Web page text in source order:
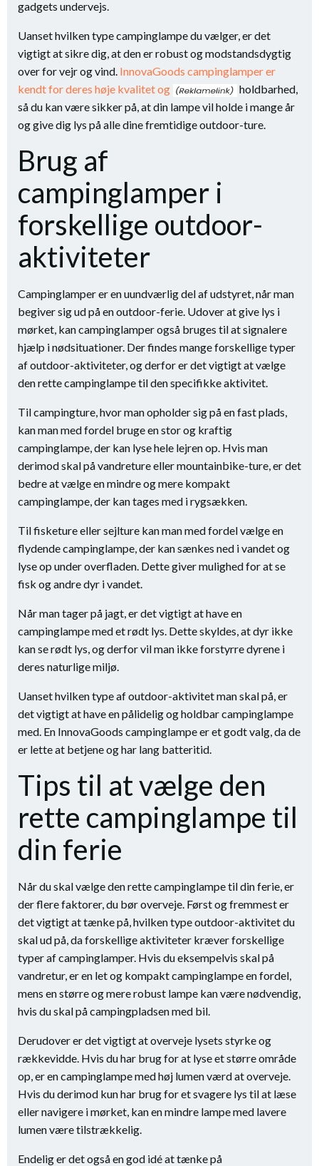
gadgets undervejs.
Uanset hvilken type campinglampe du vælger, er det
vigtigt at sikre dig, at den er robust og modstandsdygtig
over for vejr og vind. InnovaGoods campinglamper er
kendt for deres høje kvalitet og
holdbarhed,
så du kan være sikker på, at din lampe vil holde i mange år
og give dig lys på alle dine fremtidige outdoor-ture.
Brug af
campinglamper i
forskellige outdoor-
aktiviteter
Campinglamper er en uundværlig del af udstyret, når man
begiver sig ud på en outdoor-ferie. Udover at give lys i
mørket, kan campinglamper også bruges til at signalere
hjælp i nødsituationer. Der findes mange forskellige typer
af outdoor-aktiviteter, og derfor er det vigtigt at vælge
den rette campinglampe til den specifikke aktivitet.
Til campingture, hvor man opholder sig på en fast plads,
kan man med fordel bruge en stor og kraftig
campinglampe, der kan lyse hele lejren op. Hvis man
derimod skal på vandreture eller mountainbike-ture, er det
bedre at vælge en mindre og mere kompakt
campinglampe, der kan tages med i rygsækken.
Til fisketure eller sejlture kan man med fordel vælge en
flydende campinglampe, der kan sænkes ned i vandet og
lyse op under overfladen. Dette giver mulighed for at se
fisk og andre dyr i vandet.
Når man tager på jagt, er det vigtigt at have en
campinglampe med et rødt lys. Dette skyldes, at dyr ikke
kan se rødt lys, og derfor vil man ikke forstyrre dyrene i
deres naturlige miljø.
Uanset hvilken type af outdoor-aktivitet man skal på, er
det vigtigt at have en pålidelig og holdbar campinglampe
med. En InnovaGoods campinglampe er et godt valg, da de
er lette at betjene og har lang batteritid.
Tips til at vælge den
rette campinglampe til
din ferie
Når du skal vælge den rette campinglampe til din ferie, er
der flere faktorer, du bør overveje. Først og fremmest er
det vigtigt at tænke på, hvilken type outdoor-aktivitet du
skal ud på, da forskellige aktiviteter kræver forskellige
typer af campinglamper. Hvis du eksempelvis skal på
vandretur, er en let og kompakt campinglampe en fordel,
mens en større og mere robust lampe kan være nødvendig,
hvis du skal på campingpladsen med bil.
Derudover er det vigtigt at overveje lysets styrke og
rækkevidde. Hvis du har brug for at lyse et større område
op, er en campinglampe med høj lumen værd at overveje.
Hvis du derimod kun har brug for et svagere lys til at læse
eller navigere i mørket, kan en mindre lampe med lavere
lumen være tilstrækkelig.
Endelig er det også en god idé at tænke på